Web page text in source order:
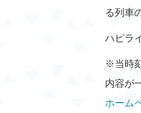
る列車
ハピラ
※当時
内容が
ホーム